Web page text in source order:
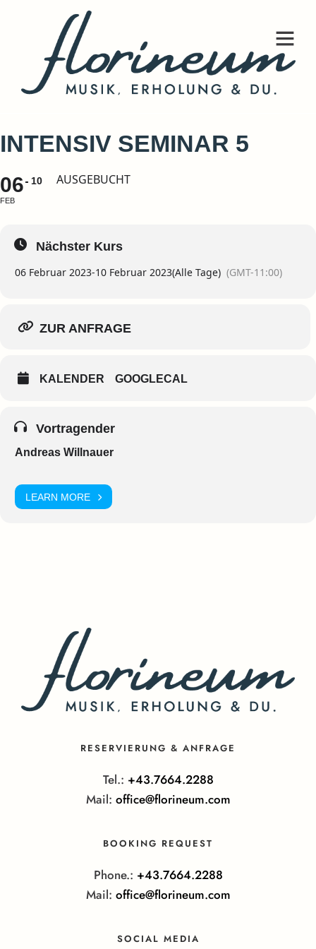
INTENSIV SEMINAR 5
06
FEB
10 AUSGEBUCHT
Nächster Kurs
06 Februar 2023-10 Februar 2023(Alle Tage) (GMT-11:00)
ZUR ANFRAGE
KALENDER GOOGLECAL
Vortragender
Andreas Willnauer
LEARN MORE
RESERVIERUNG & ANFRAGE
Tel.: +43.7664.2288
Mail: office@florineum.com
BOOKING REQUEST
Phone.: +43.7664.2288
Mail: office@florineum.com
SOCIAL MEDIA